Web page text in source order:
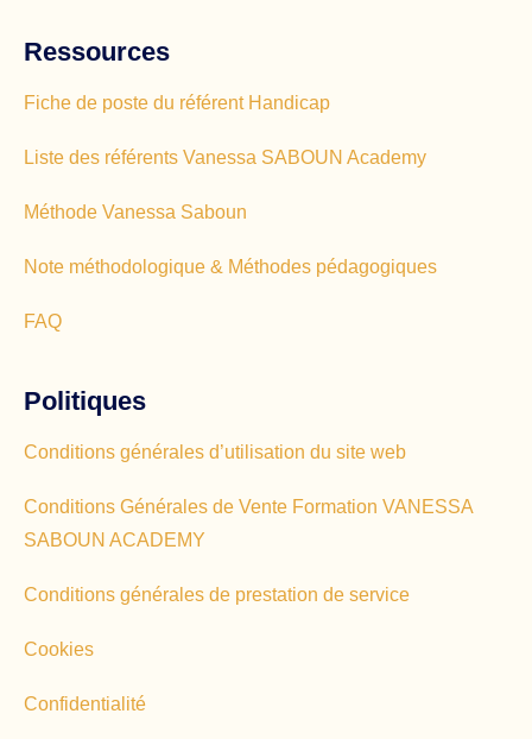
Ressources
Fiche de poste du référent Handicap
Liste des référents Vanessa SABOUN Academy
Méthode Vanessa Saboun
Note méthodologique & Méthodes pédagogiques
FAQ
Politiques
Conditions générales d’utilisation du site web
Conditions Générales de Vente Formation VANESSA
SABOUN ACADEMY
Conditions générales de prestation de service
Cookies
Confidentialité